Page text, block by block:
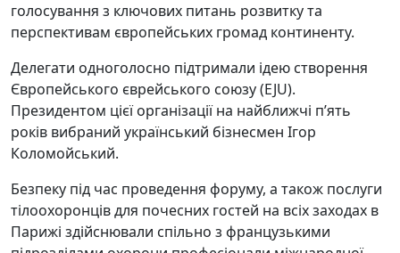
голосування з ключових питань розвитку та
перспективам європейських громад континенту.
Делегати одноголосно підтримали ідею створення
Європейського єврейського союзу (EJU).
Президентом цієї організації на найближчі п’ять
років вибраний український бізнесмен Ігор
Коломойський.
Безпеку під час проведення форуму, а також послуги
тілоохоронців для почесних гостей на всіх заходах в
Парижі здійснювали спільно з французькими